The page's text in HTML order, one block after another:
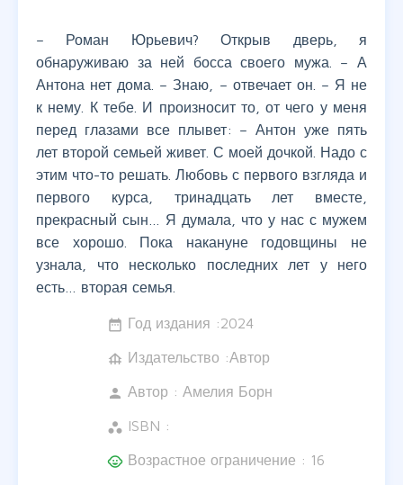
– Роман Юрьевич? Открыв дверь, я
обнаруживаю за ней босса своего мужа. – А
Антона нет дома. – Знаю, – отвечает он. – Я не
к нему. К тебе. И произносит то, от чего у меня
перед глазами все плывет: – Антон уже пять
лет второй семьей живет. С моей дочкой. Надо с
этим что-то решать. Любовь с первого взгляда и
первого курса, тринадцать лет вместе,
прекрасный сын… Я думала, что у нас с мужем
все хорошо. Пока накануне годовщины не
узнала, что несколько последних лет у него
есть… вторая семья.
date_range Год издания :2024
foundation Издательство :Автор
person Автор : Амелия Борн
workspaces ISBN :
child_care Возрастное ограничение : 16